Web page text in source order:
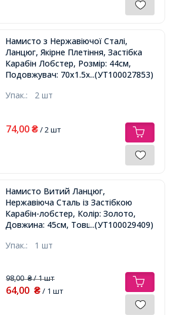
Намисто з Нержавіючої Сталі,
Ланцюг, Якірне Плетіння, Застібка
Карабін Лобстер, Розмір: 44см,
Подовжувач: 70х1.5х0.2мм,...(УТ100027853)
Упак.: 2 шт
74,00 ₴/ 2 шт
Намисто Витий Ланцюг,
Нержавіюча Сталь із Застібкою
Карабін-лобстер, Колір: Золото,
Довжина: 45см, Товщина: 0.4мм,
...(УТ100029409)
Упак.: 1 шт
98,00₴/ 1 шт
64,00 ₴/ 1 шт